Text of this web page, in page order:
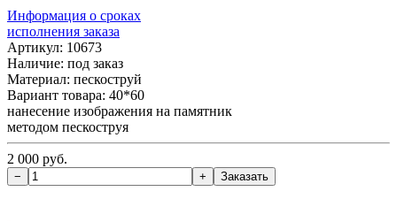
Информация о сроках
исполнения заказа
Артикул: 10673
Наличие: под заказ
Материал: пескоструй
Вариант товара: 40*60
нанесение изображения на памятник
методом пескоструя
2 000 руб.